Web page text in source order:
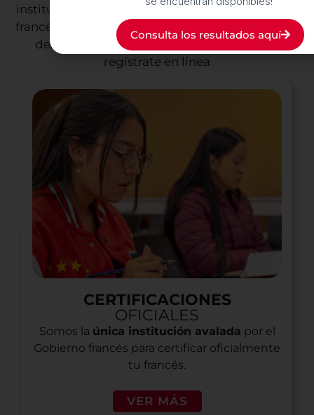
institución en Colombia que puede certificar tu
francés para que alcances tus metas: consulta la
descripción de los exámenes, las fechas y
regístrate en línea
CERTIFICACIONES
OFICIALES
Somos la única institución avalada por el
Gobierno francés para certificar oficialmente
tu francés.
VER MÁS
Consulta los resultados aquí